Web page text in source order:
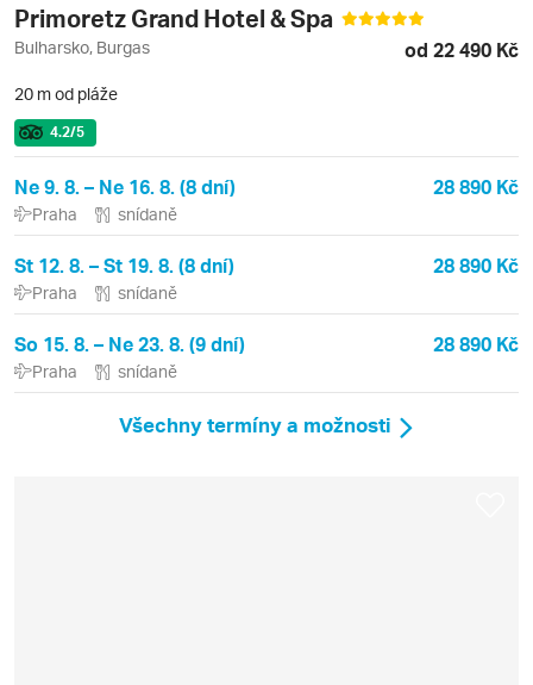
Primoretz Grand Hotel & Spa
Bulharsko, Burgas od 22 490 Kč
20 m od pláže
4.2/5
Ne 9. 8. – Ne 16. 8. (8 dní) 28 890 Kč
Praha snídaně
St 12. 8. – St 19. 8. (8 dní) 28 890 Kč
Praha snídaně
So 15. 8. – Ne 23. 8. (9 dní) 28 890 Kč
Praha snídaně
Všechny termíny a možnosti